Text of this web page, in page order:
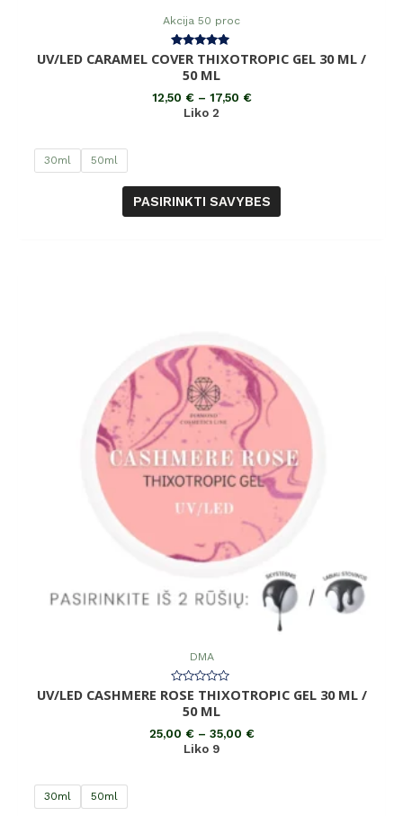
Akcija 50 proc
Įvertinimas:
5.00
iš 5
UV/LED CARAMEL COVER THIXOTROPIC GEL 30 ML /
50 ML
12,50 €– 17,50 €
Liko 2
30ml 50ml
PASIRINKTI SAVYBES
DMA
Įvertinimas:
0
UV/LED CASHMERE ROSE THIXOTROPIC GEL 30 ML /
50 ML
25,00 €– 35,00 €
Liko 9
30ml 50ml